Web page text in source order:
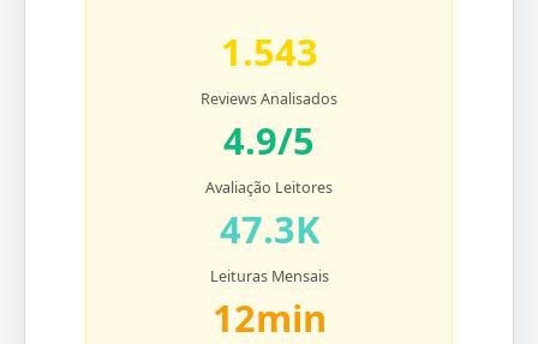
1.543
Reviews Analisados
4.9/5
Avaliação Leitores
47.3K
Leituras Mensais
12min